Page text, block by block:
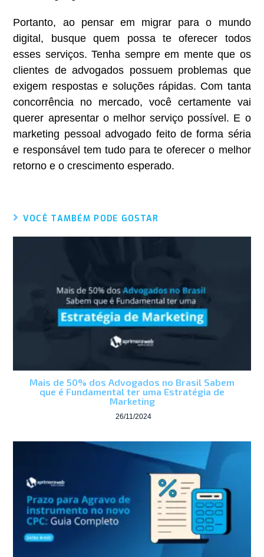
Portanto, ao pensar em migrar para o mundo
digital, busque quem possa te oferecer todos
esses serviços. Tenha sempre em mente que os
clientes de advogados possuem problemas que
exigem respostas e soluções rápidas. Com tanta
concorrência no mercado, você certamente vai
querer apresentar o melhor serviço possível. E o
marketing pessoal advogado feito de forma séria
e responsável tem tudo para te oferecer o melhor
retorno e o crescimento esperado.
VOCÊ TAMBÉM PODE GOSTAR
Mais de 50% dos Advogados no Brasil Sabem
que é Fundamental ter uma Estratégia de
Marketing
26/11/2024